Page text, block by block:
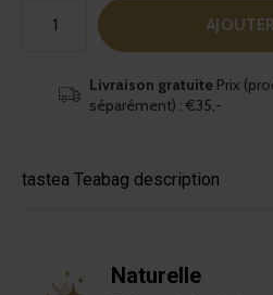
Livraison gratuitePrix
séparément) : €35,-
tastea Teabag description
Naturelle